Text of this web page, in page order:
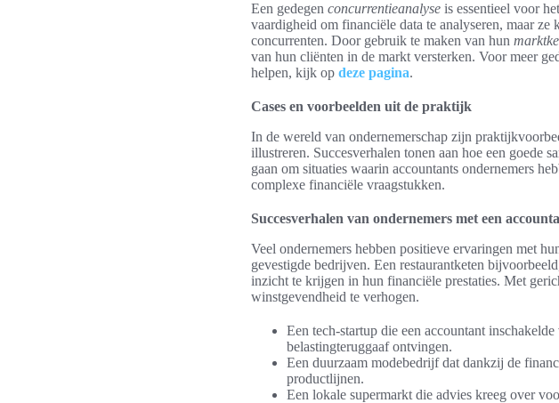
Een gedegen concurrentieanalyse is essentieel voor
vaardigheid om financiële data te analyseren, maar
concurrenten. Door gebruik te maken van hun
van hun cliënten in de markt versterken. Voor meer
helpen, kijk op deze pagina.
Cases en voorbeelden uit de praktijk
In de wereld van ondernemerschap zijn
illustreren. Succesverhalen tonen aan hoe een goede
gaan om situaties waarin accountants ondernemers
complexe financiële vraagstukken.
Succesverhalen van ondernemers met een
Veel ondernemers hebben positieve ervaringen met
gevestigde bedrijven. Een restaurantketen
inzicht te krijgen in hun financiële prestaties. Met
winstgevendheid te verhogen.
Een tech-startup die een accountant
belastingteruggaaf ontvingen.
Een duurzaam modebedrijf dat dankzij de
productlijnen.
Een lokale supermarkt die advies kreeg over